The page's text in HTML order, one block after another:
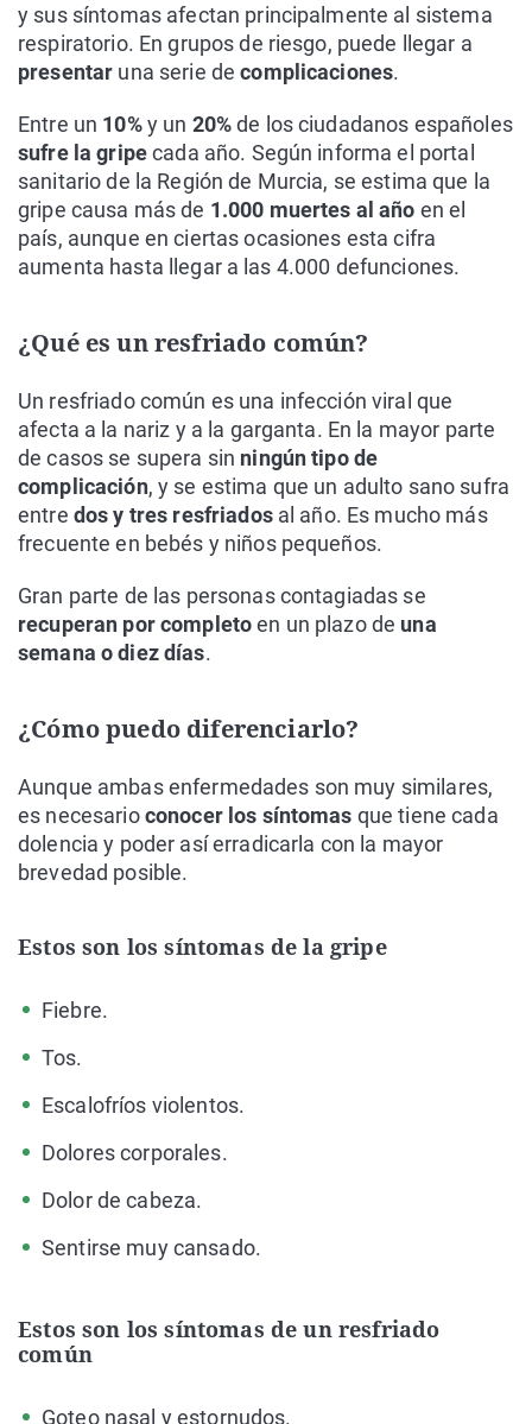
y sus síntomas afectan principalmente al sistema
respiratorio. En grupos de riesgo, puede llegar a
presentar una serie decomplicaciones.
Entre un 10%y un 20%de los ciudadanos españoles
sufre la gripecada año. Según informa el portal
sanitario de la Región de Murcia, se estima que la
gripe causa más de 1.000 muertes al año en el
país, aunque en ciertas ocasiones esta cifra
aumenta hasta llegar a las 4.000 defunciones.
¿Qué es un resfriado común?
Un resfriado común es una infección viral que
afecta a la nariz y a la garganta. En la mayor parte
de casos se supera sin ningún tipo de
complicación, y se estima que un adulto sano sufra
entre dos y tres resfriadosal año. Es mucho más
frecuente en bebés y niños pequeños.
Gran parte de las personas contagiadas se
recuperan por completoen un plazo de una
semana o diez días.
¿Cómo puedo diferenciarlo?
Aunque ambas enfermedades son muy similares,
es necesarioconocer los síntomas que tiene cada
dolencia y poder así erradicarla con la mayor
brevedad posible.
Estos son los síntomas de la gripe
Fiebre.
Tos.
Escalofríos violentos.
Dolores corporales.
Dolor de cabeza.
Sentirse muy cansado.
Estos son los síntomas de un resfriado
común
Goteo nasal y estornudos.